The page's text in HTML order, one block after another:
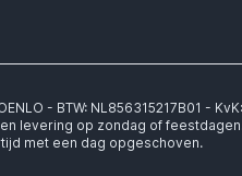
- BTW: NL856315217B01 -
levering op zondag of
met een dag opgeschoven.